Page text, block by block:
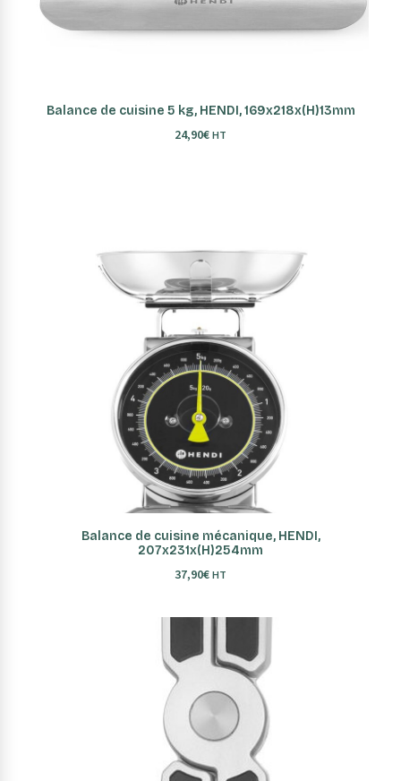
AJOUTER AU PANIER
Balance de cuisine 5 kg, HENDI, 169x218x(H)13mm
24,90€HT
AJOUTER AU PANIER
Balance de cuisine mécanique, HENDI,
207x231x(H)254mm
37,90€HT